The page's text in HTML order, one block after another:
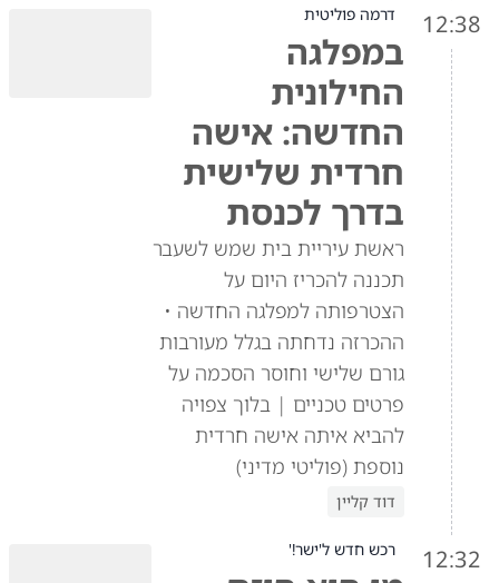
12:38 דרמה פוליטית
במפלגה
החילונית
החדשה: אישה
חרדית שלישית
בדרך לכנסת
ראשת עיריית בית שמש לשעבר
תכננה להכריז היום על
הצטרפותה למפלגה החדשה •
ההכרזה נדחתה בגלל מעורבות
גורם שלישי וחוסר הסכמה על
פרטים טכניים | בלוך צפויה
להביא איתה אישה חרדית
נוספת (פוליטי מדיני)
דוד קליין
12:32 רכש חדש ל'ישר!'